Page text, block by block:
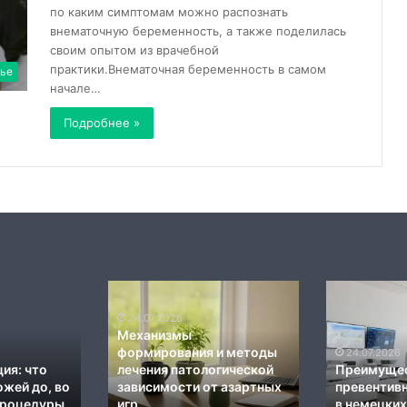
по каким симптомам можно распознать
внематочную беременность, а также поделилась
своим опытом из врачебной
практики.Внематочная беременность в самом
начале…
Подробнее »
терапии
органов
пищеварения
Современные стандарты
диагностики и терапии
органов пищеварения в
немецких центрах
в
шейном
отделе
Методы самопомощи
болях в шейном отделе и
нарушении
кровообращения мозгa